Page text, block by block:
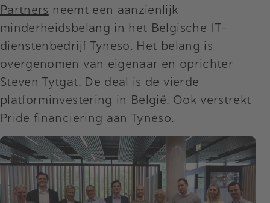
Partners neemt een aanzienlijk
minderheidsbelang in het Belgische IT-
dienstenbedrijf Tyneso. Het belang is
overgenomen van eigenaar en oprichter
Steven Tytgat. De deal is de vierde
platforminvestering in België. Ook verstrekt
Pride financiering aan Tyneso.